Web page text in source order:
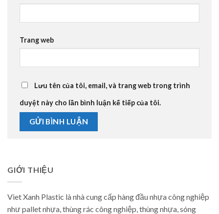
Trang web
Lưu tên của tôi, email, và trang web trong trình
duyệt này cho lần bình luận kế tiếp của tôi.
GIỚI THIỆU
Viet Xanh Plastic là nhà cung cấp hàng đầu nhựa công nghiệp
như pallet nhựa, thùng rác công nghiệp, thùng nhựa, sóng